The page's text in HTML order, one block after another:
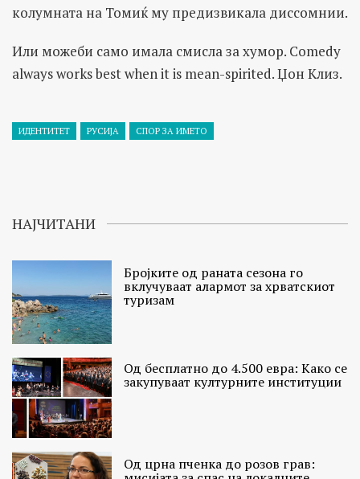
колумната на Томиќ му предизвикала диссомнии.
Или можеби само имала смисла за хумор. Comedy
always works best when it is mean-spirited. Џон Клиз.
ИДЕНТИТЕТ РУСИЈА СПОР ЗА ИМЕТО
НАЈЧИТАНИ
Бројките од раната сезона го
вклучуваат алармот за хрватскиот
туризам
Од бесплатно до 4.500 евра: Како се
закупуваат културните институции
Од црна пченка до розов грав: